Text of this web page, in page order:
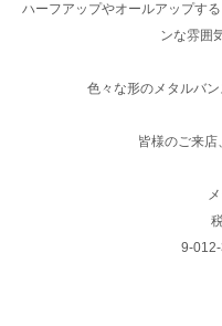
ハーフアップやオールアップす
ンな雰囲
色々な形のメタルバ
皆様のご来店
9-